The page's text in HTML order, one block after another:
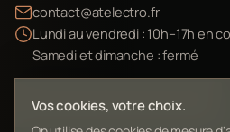
contact@atelectro.fr
Lundi au vendredi : 10h–17h en
Samedi et dimanche : fermé
Envoyer mon matériel
Vos cookies, votre choix.